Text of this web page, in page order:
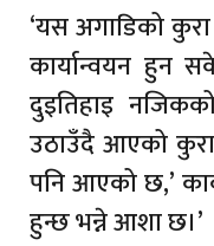
‘यस अगाडिको
कार्यान्वयन हुन
दुइतिहाइ
उठाउँदै आएको कुरा
पनि आएको छ,’
हुन्छ भन्ने आशा छ।’